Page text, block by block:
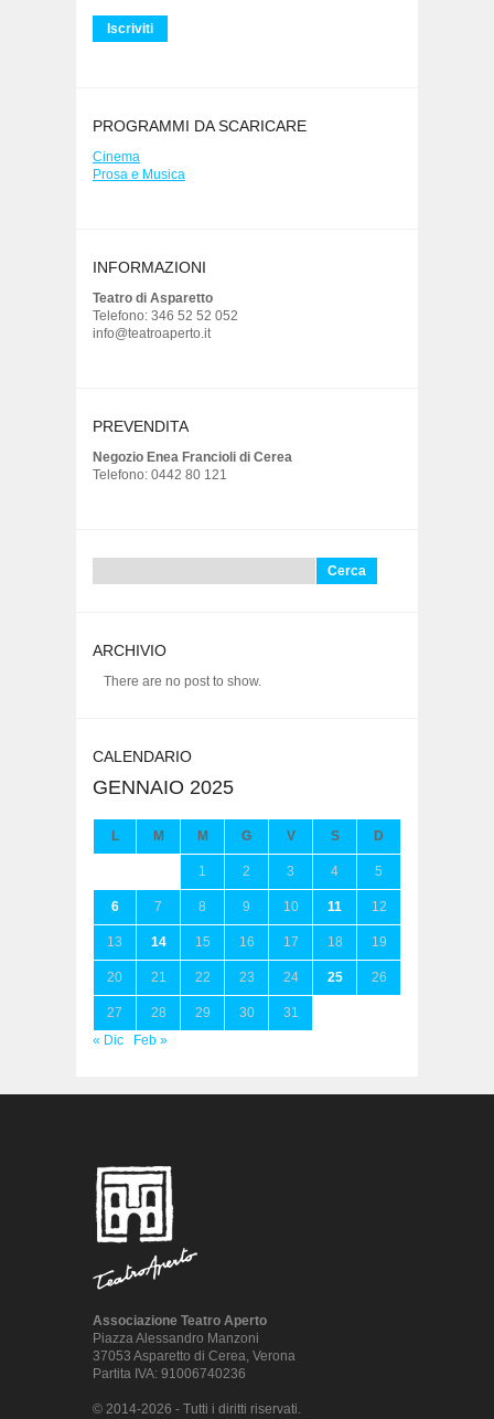
PROGRAMMI DA SCARICARE
Cinema
Prosa e Musica
INFORMAZIONI
Teatro di Asparetto
Telefono: 346 52 52 052
info@teatroaperto.it
PREVENDITA
Negozio Enea Francioli di Cerea
Telefono: 0442 80 121
per:
ARCHIVIO
There are no post to show.
CALENDARIO
GENNAIO 2025
L M M G V S D
1 2 3 4 5
6 7 8 9 10 11 12
13 14 15 16 17 18 19
20 21 22 23 24 25 26
27 28 29 30
31
« Dic
Feb »
Associazione Teatro Aperto
Piazza Alessandro Manzoni
37053 Asparetto di Cerea, Verona
Partita IVA: 91006740236
© 2014-2026 - Tutti i diritti riservati.